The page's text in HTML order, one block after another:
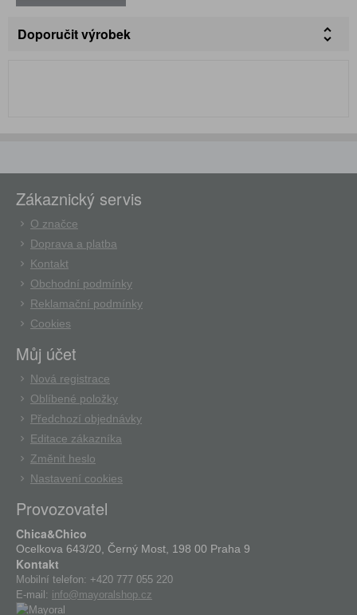
Doporučit výrobek
Zákaznický servis
O značce
Doprava a platba
Kontakt
Obchodní podmínky
Reklamační podmínky
Cookies
Můj účet
Nová registrace
Oblíbené položky
Předchozí objednávky
Editace zákazníka
Změnit heslo
Nastavení cookies
Provozovatel
Chica&Chico
Ocelkova 643/20, Černý Most, 198 00 Praha 9
Kontakt
Mobilní telefon: +420 777 055 220
E-mail: info@mayoralshop.cz